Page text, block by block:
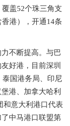
盖52个珠三角支
港），开通14条
不断提高。与巴
好港，目前深圳
泰国港务局、印尼
港、加拿大哈利
和意大利港口代表
中马港口联盟第